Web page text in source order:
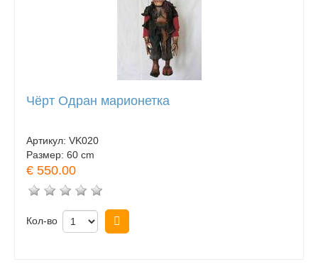
Чёрт Одран марионетка
Артикул: VK020
Размер: 60 cm
€ 550.00
Кол-во